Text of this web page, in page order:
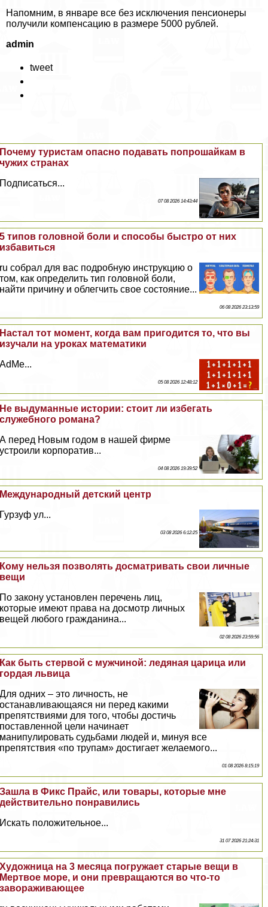
Напомним, в январе все без исключения пенсионеры
получили компенсацию в размере 5000 рублей.
admin
tweet
Почему туристам опасно подавать попрошайкам в
чужих странах
Подписаться...
07 08 2026 14:43:44
5 типов головной боли и способы быстро от них
избавиться
ru собрал для вас подробную инструкцию о
том, как определить тип головной боли,
найти причину и облегчить свое состояние...
06 08 2026 23:13:59
Настал тот момент, когда вам пригодится то, что вы
изучали на уроках математики
AdMe...
05 08 2026 12:48:12
Не выдуманные истории: стоит ли избегать
служебного романа?
А перед Новым годом в нашей фирме
устроили корпоратив...
04 08 2026 19:39:52
Международный детский центр
Гурзуф ул...
03 08 2026 6:12:25
Кому нельзя позволять досматривать свои личные
вещи
По закону установлен перечень лиц,
которые имеют права на досмотр личных
вещей любого гражданина...
02 08 2026 23:59:56
Как быть стepвой с мужчиной: ледяная царица или
гордая львица
Для одних – это личность, не
останавливающаяся ни перед какими
препятствиями для того, чтобы достичь
поставленной цели начинает
манипулировать судьбами людей и, минуя все
препятствия «по трупам» достигает желаемого...
01 08 2026 8:15:19
Зашла в Фикс Прайс, или товары, которые мне
действительно понравились
Искать положительное...
31 07 2026 21:24:31
Художница на 3 месяца погружает старые вещи в
Мертвое море, и они превращаются во что-то
завораживающее